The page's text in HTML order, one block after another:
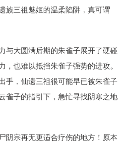
族三祖魅姬的温柔陷阱，真可谓
与大圆满后期的朱雀子展开了硬碰
也难以抵挡朱雀子强势的进攻。
手，仙遗三祖很可能早已被朱雀子
雀子的指引下，急忙寻找阴寒之地
阴宗再无更适合疗伤的地方！原本